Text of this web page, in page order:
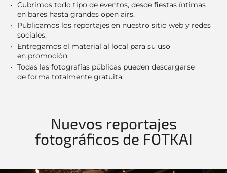
Cubrimos todo tipo de eventos, desde fiestas íntimas
en bares hasta grandes open airs.
Publicamos los reportajes en nuestro sitio web y redes
sociales.
Entregamos el material al local para su uso
en promoción.
Todas las fotografías públicas pueden descargarse
de forma totalmente gratuita.
Nuevos reportajes
fotográficos de FOTKAI